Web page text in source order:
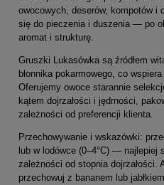
owocowych, deserów, kompotów i
się do pieczenia i duszenia — po
aromat i strukturę.
Gruszki Lukasówka są źródłem
błonnika pokarmowego, co
Oferujemy owoce starannie
kątem dojrzałości i jędrności,
zależności od preferencji klienta.
Przechowywanie i wskazówki:
lub w lodówce (0–4°C) — najlepiej
zależności od stopnia dojrzałości.
przechowuj z bananem lub